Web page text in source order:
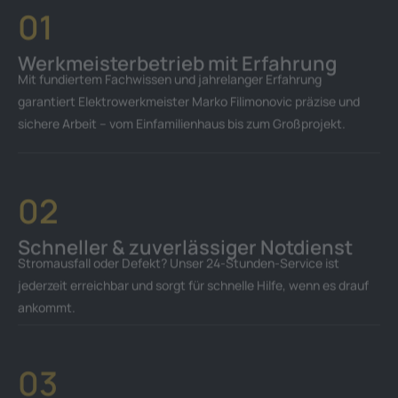
02
Schneller & zuverlässiger Notdienst
03
Saubere & transparente Arbeit